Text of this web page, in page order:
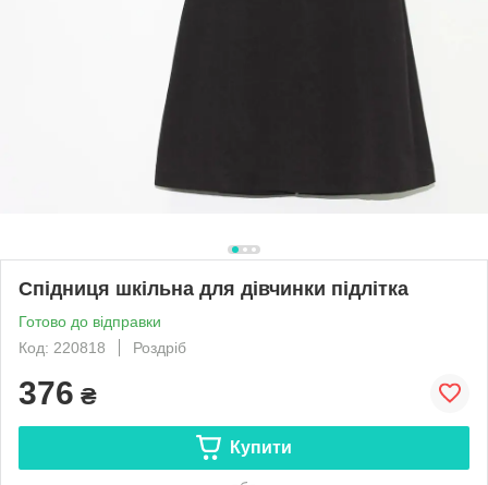
Спідниця шкільна для дівчинки підлітка
Готово до відправки
Код: 220818
Роздріб
376 ₴
Купити